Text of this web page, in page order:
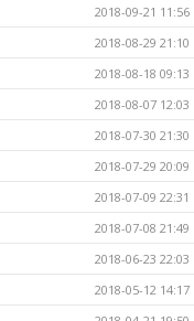
2018-09-21 11:56
2018-08-29 21:10
2018-08-18 09:13
2018-08-07 12:03
2018-07-30 21:30
2018-07-29 20:09
2018-07-09 22:31
2018-07-08 21:49
2018-06-23 22:03
2018-05-12 14:17